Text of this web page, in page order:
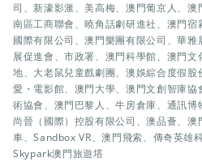
司、新濠影滙、美高梅、澳門葡京人、
南區工商聯會、曉角話劇研進社、澳門
國際有限公司、澳門樂團有限公司、華
展促進會、市政署、澳門科學館、澳門
地、大老鼠兒童戲劇團、澳娛綜合度假
愛・電影館、澳門大學、澳門文創智庫
術協會、澳門巴黎人、牛房倉庫、通訊
尚晉（國際）控股有限公司、澳品薈、
車、Sandbox VR、澳門飛索、傳奇英雄
Skypark澳門旅遊塔